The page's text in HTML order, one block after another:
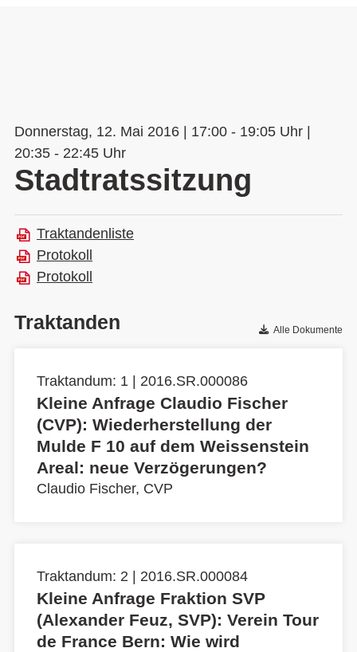
Donnerstag, 12. Mai 2016 | 17:00 - 19:05 Uhr |
20:35 - 22:45 Uhr
Stadtratssitzung
Traktandenliste
Protokoll
Protokoll
Traktanden Alle Dokumente
Traktandum: 1 | 2016.SR.000086
Kleine Anfrage Claudio Fischer
(CVP): Wiederherstellung der
Mulde F 10 auf dem Weissenstein
Areal: neue Verzögerungen?
Claudio Fischer, CVP
Traktandum: 2 | 2016.SR.000084
Kleine Anfrage Fraktion SVP
(Alexander Feuz, SVP): Verein Tour
de France Bern: Wie wird